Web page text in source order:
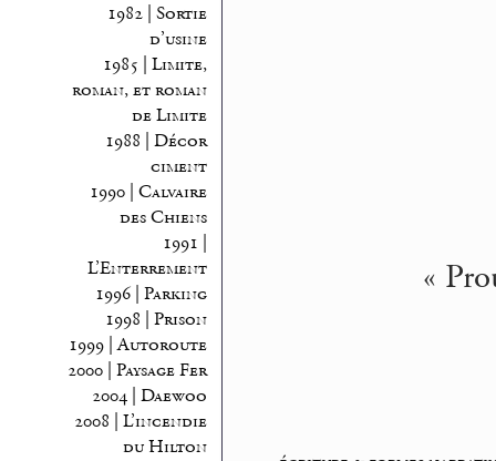
1982 | Sortie
d’usine
1985 | Limite,
roman, et roman
de Limite
1988 | Décor
ciment
1990 | Calvaire
des Chiens
1991 |
L’Enterrement
1996 | Parking
1998 | Prison
1999 | Autoroute
2000 | Paysage Fer
2004 | Daewoo
2008 | L’incendie
du Hilton
«